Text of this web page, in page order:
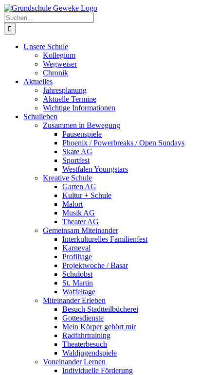
Zum
Inhalt
springen
Suche
nach:
Unsere Schule
Kollegium
Wegweiser
Chronik
Aktuelles
Jahresplanung
Aktuelle Termine
Wichtige Informationen
Schulleben
Zusammen in Bewegung
Pausenspiele
Phoenix / Powerbreaks / Open Sundays
Skate AG
Sportfest
Westfalen Youngstars
Kreative Schule
Garten AG
Kultur + Schule
Malort
Musik AG
Theater AG
Gemeinsam Miteinander
Interkulturelles Familienfest
Karneval
Profiltage
Projektwoche / Basar
Schulobst
St. Martin
Waffeltage
Miteinander Erleben
Besuch Stadtteilbücherei
Gottesdienste
Mein Körper gehört mir
Radfahrtraining
Theaterbesuch
Waldjugendspiele
Voneinander Lernen
Individuelle Förderung